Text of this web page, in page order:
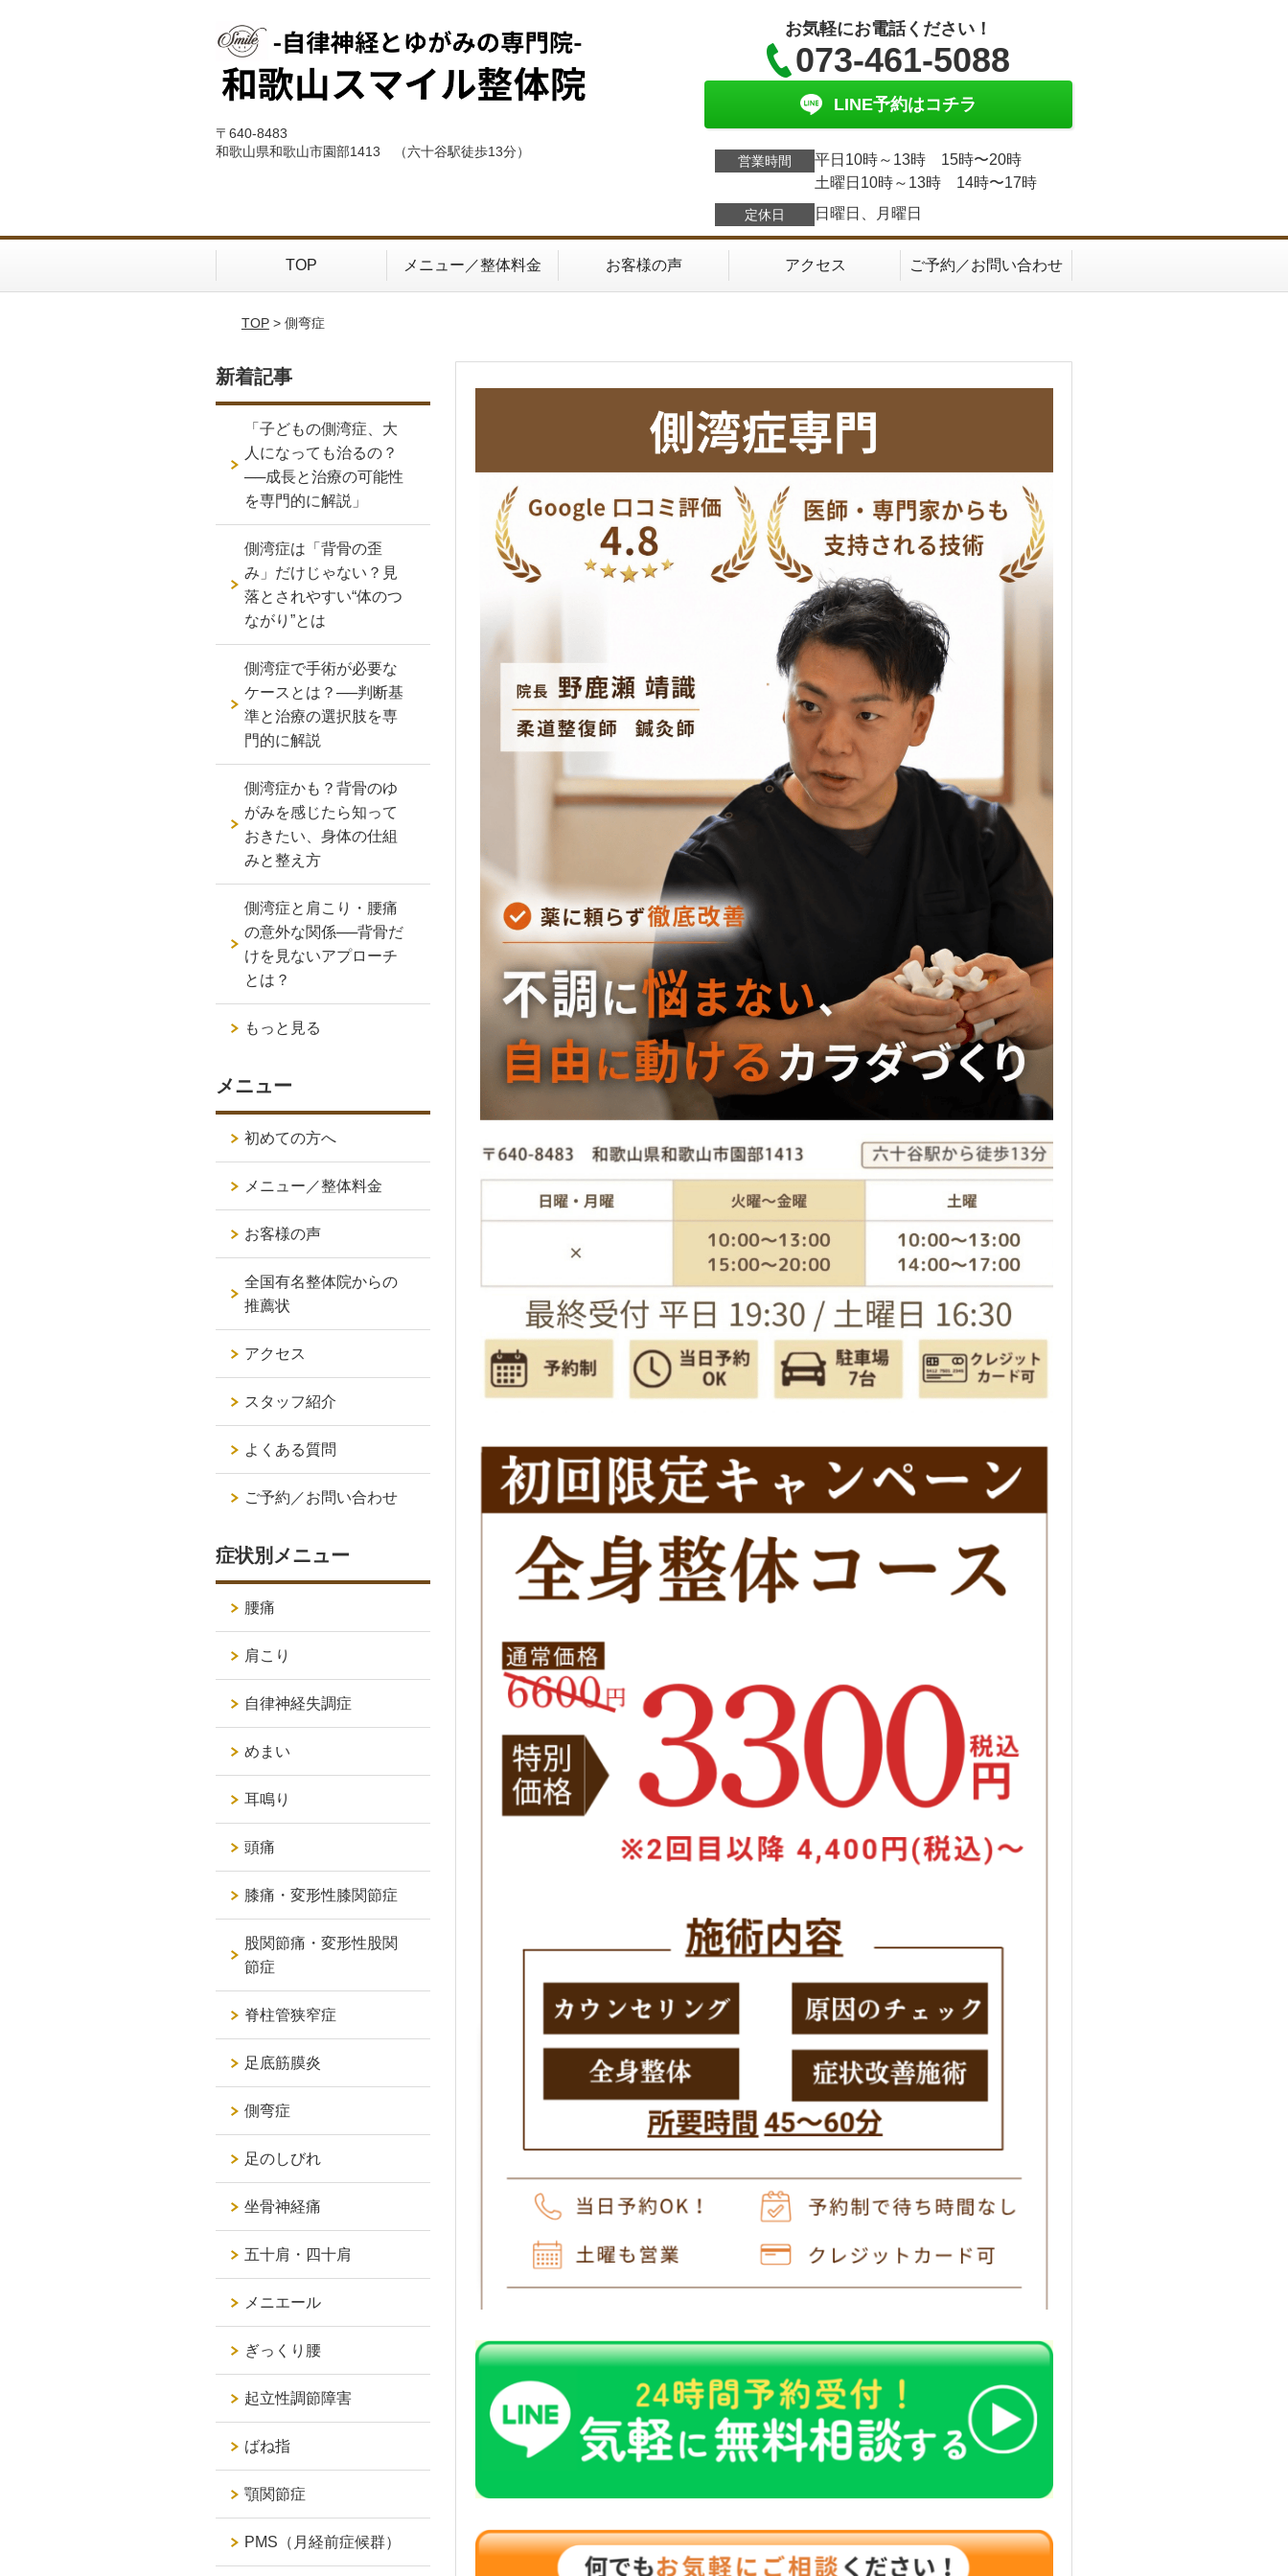
〒640-8483
和歌山県和歌山市園部1413 （六十谷駅徒歩13分）
お気軽にお電話ください！
073-461-5088
LINE予約はコチラ
営業時間
平日10時～13時 15時〜20時
土曜日10時～13時 14時〜17時
定休日 日曜日、月曜日
TOP メニュー／整体料金 お客様の声 アクセス ご予約／お問い合わせ
TOP> 側弯症
新着記事
「子どもの側湾症、大
人になっても治るの？
──成長と治療の可能性
を専門的に解説」
側湾症は「背骨の歪
み」だけじゃない？見
落とされやすい“体のつ
ながり”とは
側湾症で手術が必要な
ケースとは？──判断基
準と治療の選択肢を専
門的に解説
側湾症かも？背骨のゆ
がみを感じたら知って
おきたい、身体の仕組
みと整え方
側湾症と肩こり・腰痛
の意外な関係──背骨だ
けを見ないアプローチ
とは？
もっと見る
メニュー
初めての方へ
メニュー／整体料金
お客様の声
全国有名整体院からの
推薦状
アクセス
スタッフ紹介
よくある質問
ご予約／お問い合わせ
症状別メニュー
腰痛
肩こり
自律神経失調症
めまい
耳鳴り
頭痛
膝痛・変形性膝関節症
股関節痛・変形性股関
節症
脊柱管狭窄症
足底筋膜炎
側弯症
足のしびれ
坐骨神経痛
五十肩・四十肩
メニエール
ぎっくり腰
起立性調節障害
ばね指
顎関節症
PMS（月経前症候群）